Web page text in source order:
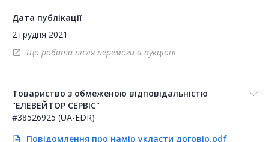
Дата публікації
2 грудня 2021
open_in_new Що робити після перемоги в аукціоні
Товариство з обмеженою відповідальністю
"ЕЛЕВЕЙТОР СЕРВІС"
#38526925 (UA-EDR)
description
Повідомлення про намір укласти договір.pdf